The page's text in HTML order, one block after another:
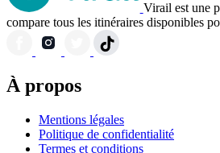
Virail est une
compare tous les itinéraires disponibles
À propos
Mentions légales
Politique de confidentialité
Termes et conditions